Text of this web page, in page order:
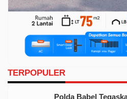
TERPOPULER
Polda Babel